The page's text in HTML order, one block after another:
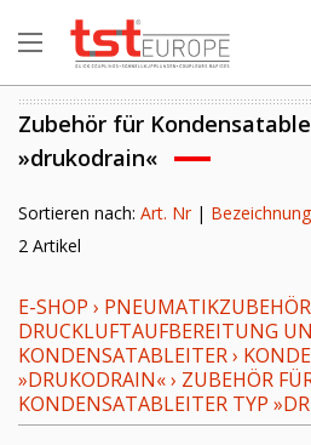
Zubehör für
»drukodrain«
Sortieren nach: Art. Nr| Bezeichnung
2 Artikel
E-SHOP › PNEUMATIKZUBEHÖR
DRUCKLUFTAUFBEREITUNG
KONDENSATABLEITER›
»DRUKODRAIN«› ZUBEHÖR
KONDENSATABLEITER TYP